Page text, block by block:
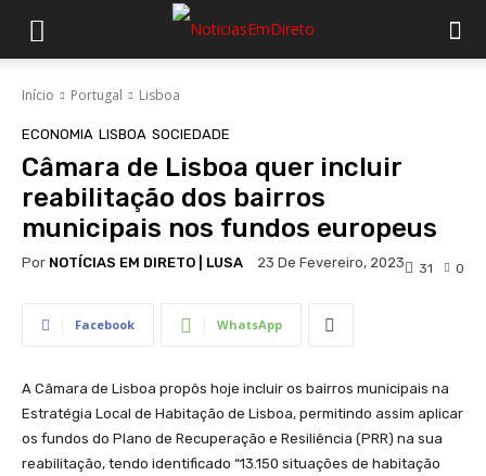
Início Portugal Lisboa
ECONOMIA LISBOA SOCIEDADE
Câmara de Lisboa quer incluir
reabilitação dos bairros
municipais nos fundos europeus
Por NOTÍCIAS EM DIRETO | LUSA 23 De Fevereiro, 2023 0
31
Facebook WhatsApp
A Câmara de Lisboa propôs hoje incluir os bairros municipais na
Estratégia Local de Habitação de Lisboa, permitindo assim aplicar
os fundos do Plano de Recuperação e Resiliência (PRR) na sua
reabilitação, tendo identificado “13.150 situações de habitação